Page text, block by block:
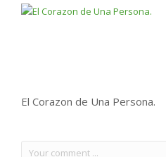
El Corazon de Una Persona.